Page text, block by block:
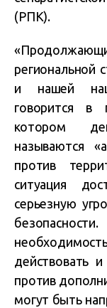
(РПК).
региональной
и нашей
говорится в
котором
называются
против
ситуация
серьезную
действовать
против
могут быть